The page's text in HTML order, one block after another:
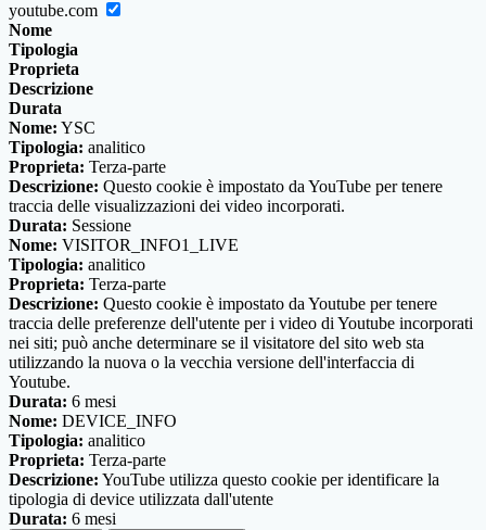
youtube.com
Nome
Tipologia
Proprieta
Descrizione
Durata
Nome: YSC
Tipologia: analitico
Proprieta: Terza-parte
Descrizione: Questo cookie è impostato da YouTube per tenere
traccia delle visualizzazioni dei video incorporati.
Durata: Sessione
Nome: VISITOR_INFO1_LIVE
Tipologia: analitico
Proprieta: Terza-parte
Descrizione: Questo cookie è impostato da Youtube per tenere
traccia delle preferenze dell'utente per i video di Youtube incorporati
nei siti; può anche determinare se il visitatore del sito web sta
utilizzando la nuova o la vecchia versione dell'interfaccia di
Youtube.
Durata: 6 mesi
Nome: DEVICE_INFO
Tipologia: analitico
Proprieta: Terza-parte
Descrizione: YouTube utilizza questo cookie per identificare la
tipologia di device utilizzata dall'utente
Durata: 6 mesi